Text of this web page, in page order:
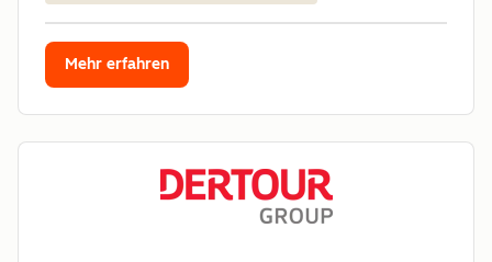
Mehr erfahren